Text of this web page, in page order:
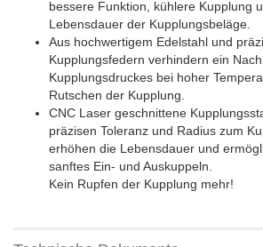
bessere Funktion, kühlere Kupplung
Lebensdauer der Kupplungsbeläge.
Aus hochwertigem Edelstahl und
Kupplungsfedern verhindern ein
Kupplungsdruckes bei hoher
Rutschen der Kupplung.
CNC Laser geschnittene
präzisen Toleranz und Radius zum
erhöhen die Lebensdauer und
sanftes Ein- und Auskuppeln.
Kein Rupfen der Kupplung mehr!